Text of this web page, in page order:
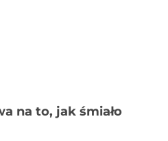
na to, jak śmiało